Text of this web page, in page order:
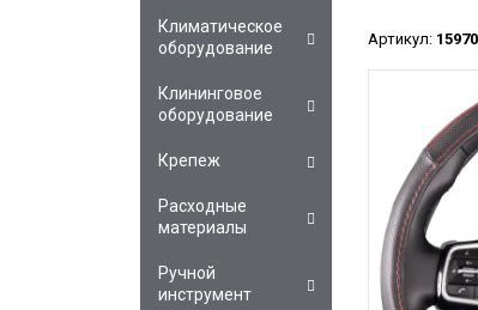
Артикул:
Климатическое
оборудование
Клининговое
оборудование
Крепеж
Расходные
материалы
Ручной
инструмент